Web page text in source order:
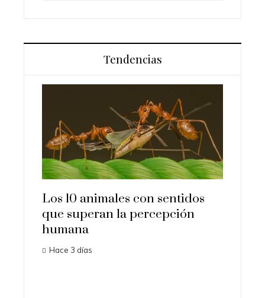
Tendencias
Los 10 animales con sentidos
que superan la percepción
humana
Hace 3 días